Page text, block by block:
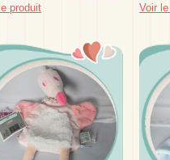
produit Voir